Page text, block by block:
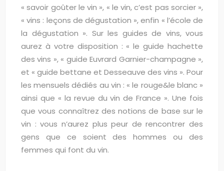
« savoir goûter le vin », « le vin, c’est pas sorcier »,
« vins : leçons de dégustation », enfin « l’école de
la dégustation ». Sur les guides de vins, vous
aurez à votre disposition : « le guide hachette
des vins », « guide Euvrard Garnier-champagne »,
et « guide bettane et Desseauve des vins ». Pour
les mensuels dédiés au vin : « le rouge&le blanc »
ainsi que « la revue du vin de France ». Une fois
que vous connaîtrez des notions de base sur le
vin : vous n’aurez plus peur de rencontrer des
gens que ce soient des hommes ou des
femmes qui font du vin.